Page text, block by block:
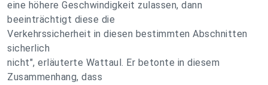
eine höhere Geschwindigkeit zulassen, dann
beeinträchtigt diese die
Verkehrssicherheit in diesen bestimmten Abschnitten
sicherlich
nicht", erläuterte Wattaul. Er betonte in diesem
Zusammenhang, dass